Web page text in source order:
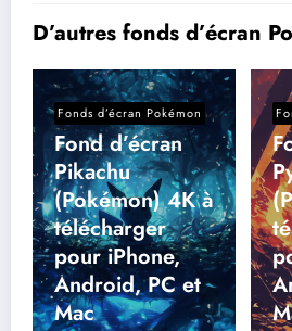
D’autres fonds d’écran
Fonds d’écran Pokémon
Fond d’écran
Pikachu
(Pokémon) 4K à
télécharger
pour iPhone,
Android, PC et
Mac